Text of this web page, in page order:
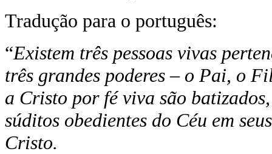
Tradução para o português:
“Existem três pessoas vivas
três grandes poderes – o Pai, o
a Cristo por fé viva são
súditos obedientes do Céu em
Cristo.